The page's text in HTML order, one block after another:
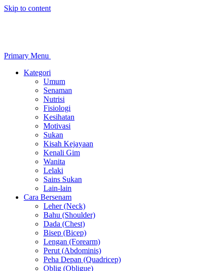
Skip to content
Primary Menu
Kategori
Umum
Senaman
Nutrisi
Fisiologi
Kesihatan
Motivasi
Sukan
Kisah Kejayaan
Kenali Gim
Wanita
Lelaki
Sains Sukan
Lain-lain
Cara Bersenam
Leher (Neck)
Bahu (Shoulder)
Dada (Chest)
Bisep (Bicep)
Lengan (Forearm)
Perut (Abdominis)
Peha Depan (Quadricep)
Oblig (Obligue)